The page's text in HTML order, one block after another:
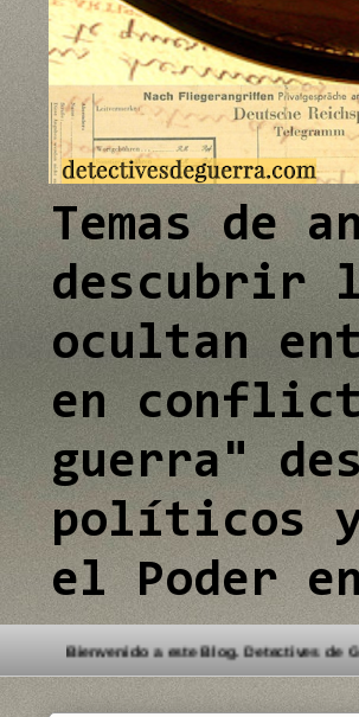
Temas de
descubrir
ocultan
en
guerra"
políticos y
el Poder
Bienvenido a este